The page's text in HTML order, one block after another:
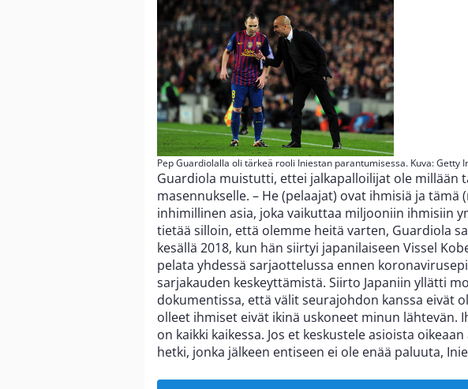
Pep Guardiolalla oli tärkeä rooli Iniestan parantumisessa. Kuva: Getty
Guardiola muistutti, ettei jalkapalloilijat ole millään
masennukselle. – He (pelaajat) ovat ihmisiä ja tämä
inhimillinen asia, joka vaikuttaa miljooniin ihmisiin
tietää silloin, että olemme heitä varten, Guardiola
kesällä 2018, kun hän siirtyi japanilaiseen Vissel
pelata yhdessä sarjaottelussa ennen
sarjakauden keskeyttämistä. Siirto Japaniin yllätti
dokumentissa, että välit seurajohdon kanssa eivät
olleet ihmiset eivät ikinä uskoneet minun lähtevän.
on kaikki kaikessa. Jos et keskustele asioista
hetki, jonka jälkeen entiseen ei ole enää paluuta,